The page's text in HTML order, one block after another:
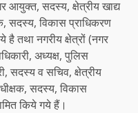
आयुक्त, सदस्य, क्षेत्रीय खाद्य
सदस्य, विकास प्राधिकरण
तथा नगरीय क्षेत्रों (नगर
अध्यक्ष, पुलिस
सदस्य व सचिव, क्षेत्रीय
सदस्य, विकास
किये गये हैं।